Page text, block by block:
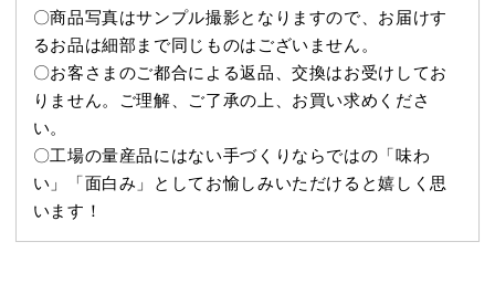
〇商品写真はサンプル撮影となりますので、お届けす
るお品は細部まで同じものはございません。
〇お客さまのご都合による返品、交換はお受けしてお
りません。ご理解、ご了承の上、お買い求めくださ
い。
〇工場の量産品にはない手づくりならではの「味わ
い」「面白み」としてお愉しみいただけると嬉しく思
います！